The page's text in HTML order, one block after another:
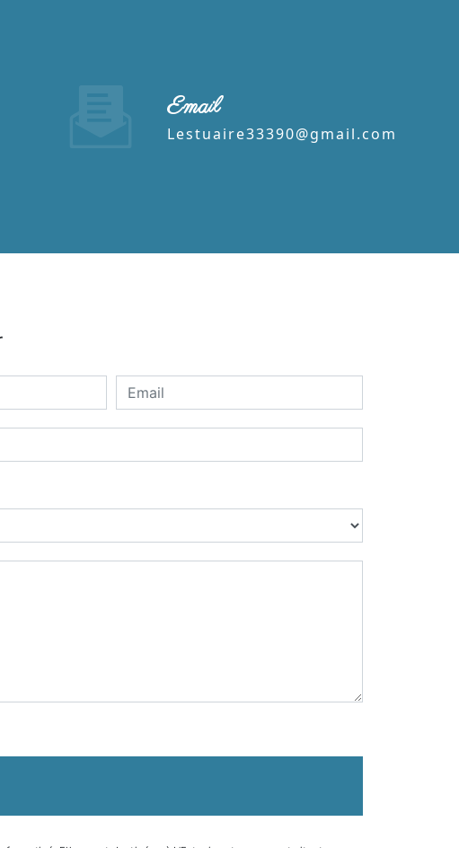
Email
lestuaire33390@gmail.com